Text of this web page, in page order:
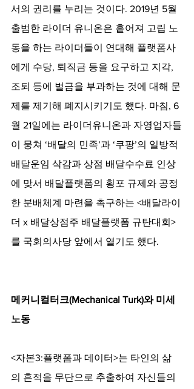
서의 권리를 누리는 것이다. 2019년 5월
출범한 라이더 유니온은 흩어져 고립 노
동을 하는 라이더들이 연대해 플랫폼사
에게 수당, 퇴직금 등을 요구하고 지각,
조퇴 등에 벌금을 부과하는 것에 대해 문
제를 제기해 폐지시키기도 했다. 마침, 6
월 21일에는 라이더유니온과 자영업자들
이 뭉쳐 ‘배달의 민족’과 ‘쿠팡’의 일방적
배달운임 삭감과 상점 배달수수료 인상
에 맞서 배달플랫폼의 횡포 규제와 공정
한 분배체계 마련을 촉구하는 <배달라이
더 x 배달상점주 배달플랫폼 규탄대회>
를 국회의사당 앞에서 열기도 했다.
메커니컬터크(Mechanical Turk)와 미세
노동
<자본3:플랫폼과 데이터>는 타인의 삶
의 흔적을 무단으로 추출하여 자신들의